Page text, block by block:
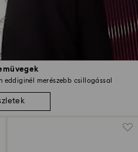
eddiginél merészebb csillogással